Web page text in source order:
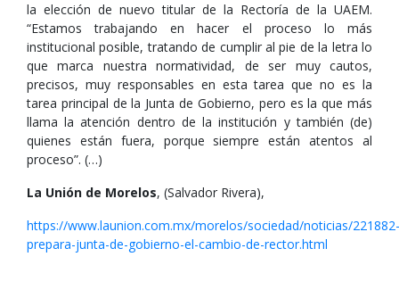
la elección de nuevo titular de la Rectoría de la UAEM.
“Estamos trabajando en hacer el proceso lo más
institucional posible, tratando de cumplir al pie de la letra lo
que marca nuestra normatividad, de ser muy cautos,
precisos, muy responsables en esta tarea que no es la
tarea principal de la Junta de Gobierno, pero es la que más
llama la atención dentro de la institución y también (de)
quienes están fuera, porque siempre están atentos al
proceso”. (…)
La Unión de Morelos, (Salvador Rivera),
https://www.launion.com.mx/morelos/sociedad/noticias/221882-
prepara-junta-de-gobierno-el-cambio-de-rector.html